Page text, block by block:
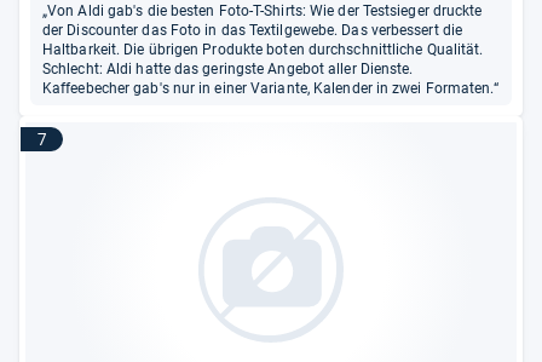
„Von Aldi gab's die besten Foto-T-Shirts: Wie der Testsieger druckte
der Discounter das Foto in das Textilgewebe. Das verbessert die
Haltbarkeit. Die übrigen Produkte boten durchschnittliche Qualität.
Schlecht: Aldi hatte das geringste Angebot aller Dienste.
Kaffeebecher gab's nur in einer Variante, Kalender in zwei Formaten.“
7